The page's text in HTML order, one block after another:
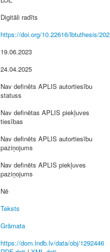
Digitāli radīts
https://doi.org/10.22616/lbtuthesis/
19.06.2023
24.04.2025
Nav definēts APLIS autortiesību
statuss
Nav definētas APLIS piekļuves
tiesības
Nav definēts APLIS autortiesību
paziņojums
Nav definēts APLIS piekļuves
paziņojums
Nē
Teksts
Grāmata
https://dom.lndb.lv/data/obj/1292446